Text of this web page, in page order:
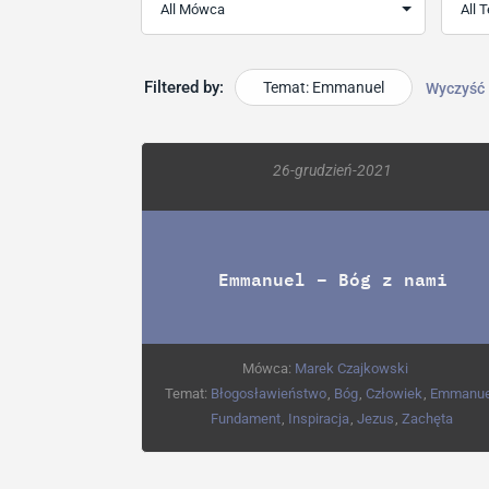
Filtered by: Temat: Emmanuel Wyczyść
26-grudzień-2021
Emmanuel – Bóg z nami
Mówca: Marek Czajkowski
Temat: Błogosławieństwo Bóg Człowiek
Fundament Inspiracja ,Jezus ,Zachęta